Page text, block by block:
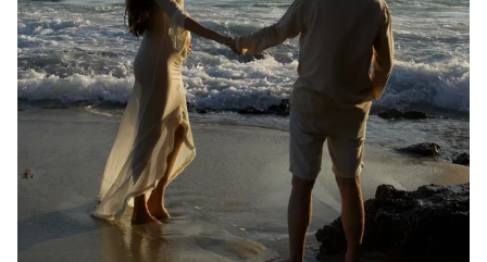
THỜI BÁO VTV
Theo dõi báo trên
Cơ quan chủ quản: Đài Truyền hình Việt Nam